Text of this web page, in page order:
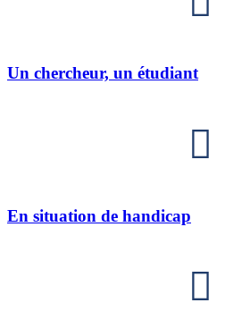
Un chercheur, un étudiant
En situation de handicap